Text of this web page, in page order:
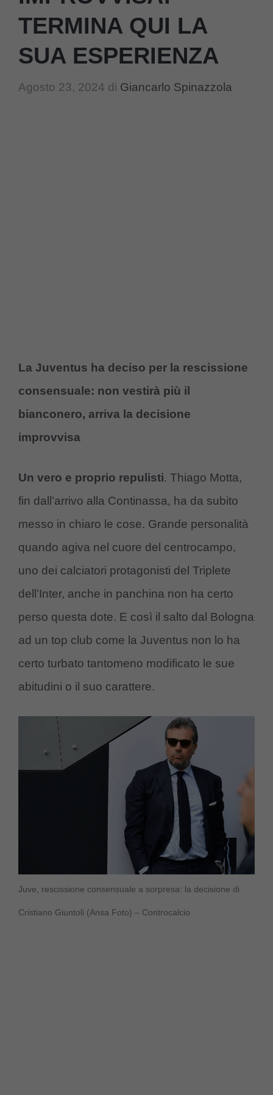
TERMINA QUI LA
SUA ESPERIENZA
Agosto 23, 2024 di Giancarlo Spinazzola
La Juventus ha deciso per la rescissione
consensuale: non vestirà più il
bianconero, arriva la decisione
improvvisa
Un vero e proprio repulisti. Thiago Motta,
fin dall’arrivo alla Continassa, ha da subito
messo in chiaro le cose. Grande personalità
quando agiva nel cuore del centrocampo,
uno dei calciatori protagonisti del Triplete
dell’Inter, anche in panchina non ha certo
perso questa dote. E così il salto dal Bologna
ad un top club come la Juventus non lo ha
certo turbato tantomeno modificato le sue
abitudini o il suo carattere.
Juve, rescissione consensuale a sorpresa: la decisione di
Cristiano Giuntoli (Ansa Foto) – Controcalcio